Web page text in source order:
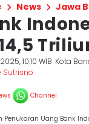
News Jawa
10:10 WIB Kota
Sutrisno
Channel
Penukaran Uang Bank